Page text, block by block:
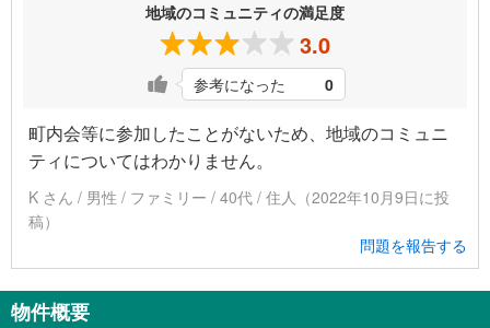
地域のコミュニティの満足度
3.0
参考になった 0
町内会等に参加したことがないため、地域のコミュニ
ティについてはわかりません。
K さん / 男性 / ファミリー / 40代 / 住人（2022年10月9日に投
稿）
問題を報告する
物件概要